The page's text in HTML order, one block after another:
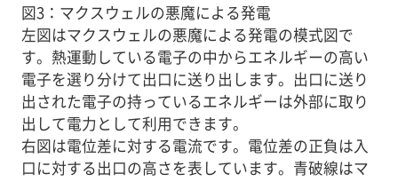
図3：マクスウェルの悪魔による発電
左図はマクスウェルの悪魔による発電の模式図で
す。熱運動している電子の中からエネルギーの高い
電子を選り分けて出口に送り出します。出口に送り
出された電子の持っているエネルギーは外部に取り
出して電力として利用できます。
右図は電位差に対する電流です。電位差の正負は入
口に対する出口の高さを表しています。青破線はマ